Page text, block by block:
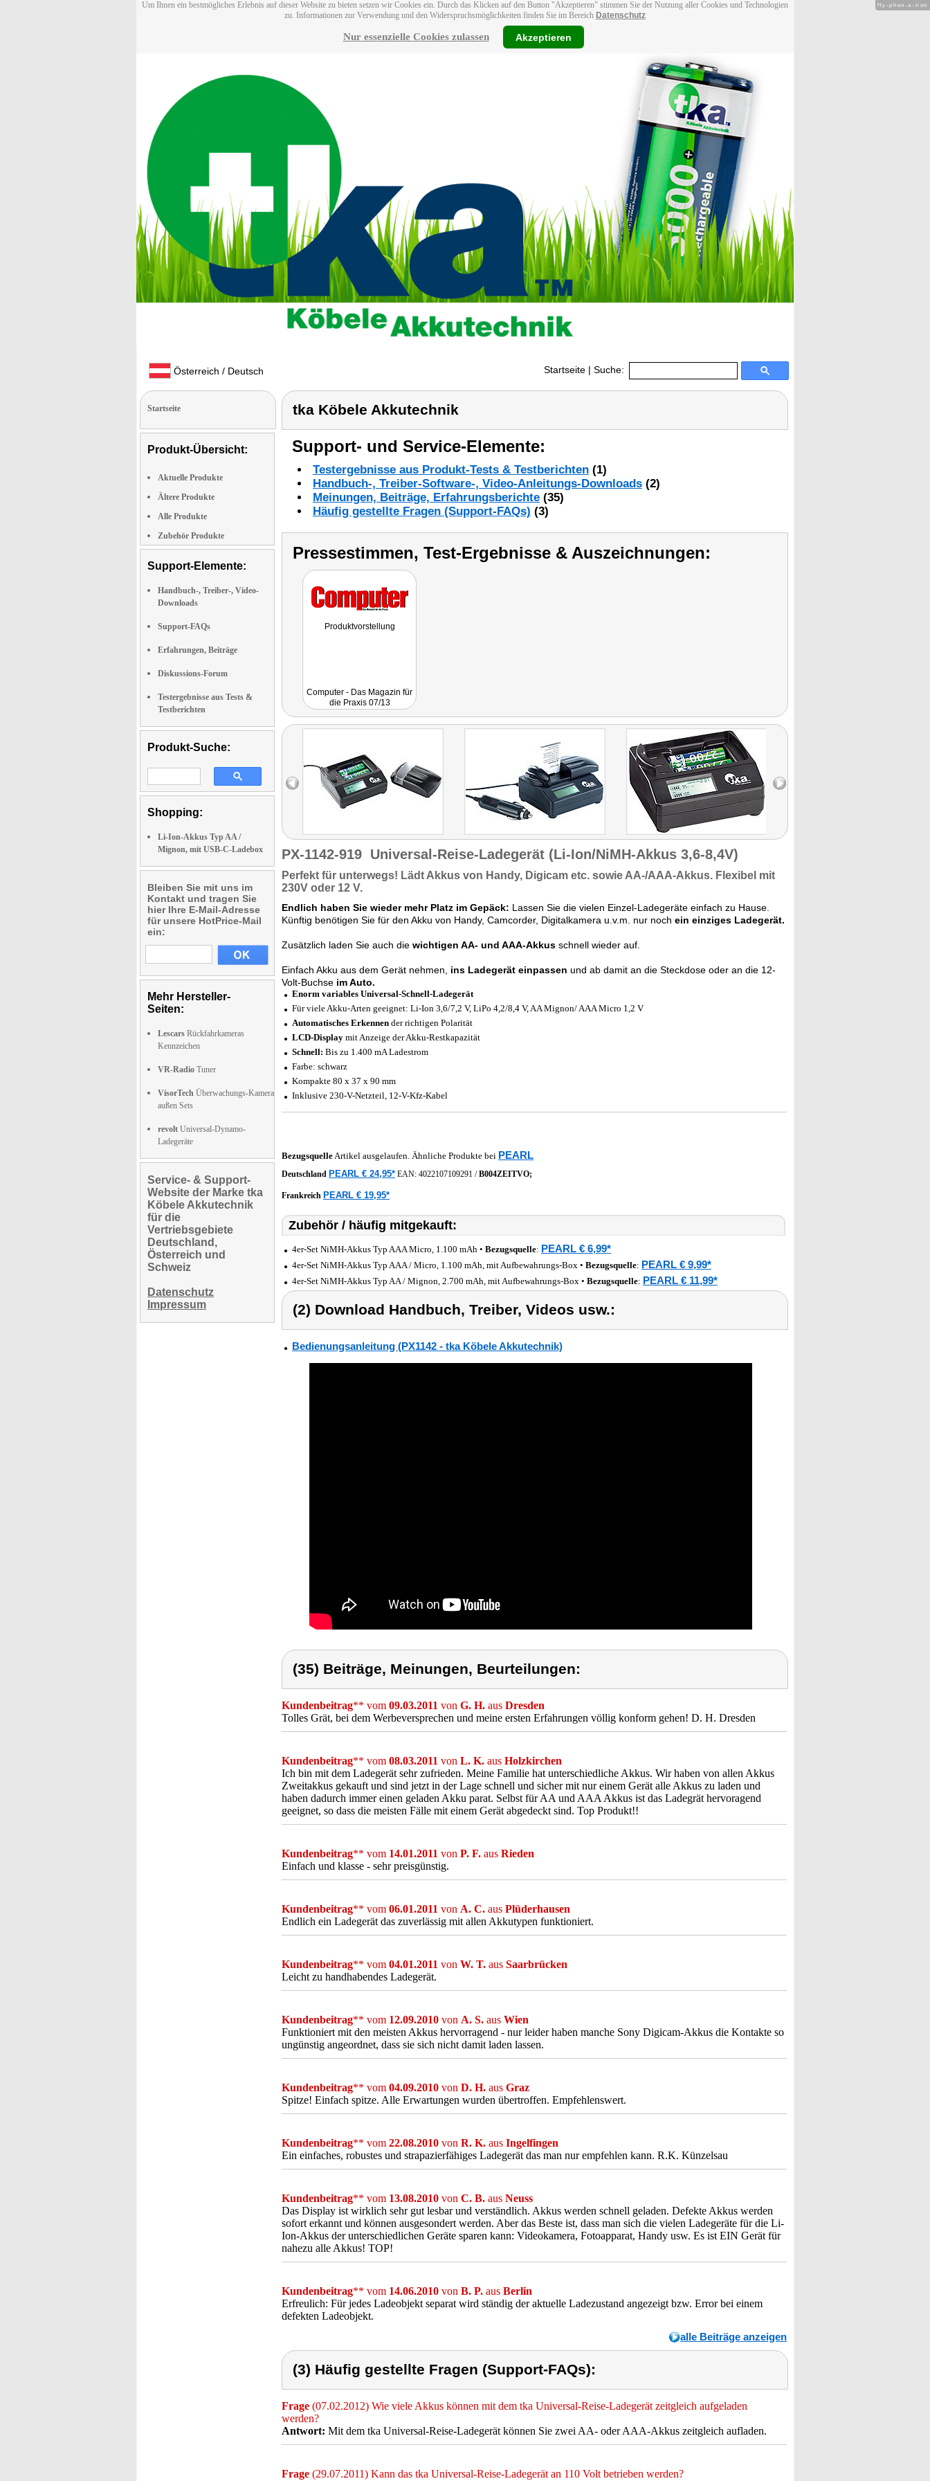
Um Ihnen ein bestmögliches Erlebnis auf dieser Website zu bieten setzen wir Cookies ein. Durch das Klicken auf den Button "Akzeptieren" stimmen Sie der Nutzung aller Cookies und Technologien
zu. Informationen zur Verwendung und den Widerspruchsmöglichkeiten finden Sie im Bereich Datenschutz
Nur essenzielle Cookies zulassen Akzeptieren
Österreich / Deutsch Startseite | Suche:
Startseite
Produkt-Übersicht:
Aktuelle Produkte
Ältere Produkte
Alle Produkte
Zubehör Produkte
Support-Elemente:
Handbuch-, Treiber-, Video-
Downloads
Support-FAQs
Erfahrungen, Beiträge
Diskussions-Forum
Testergebnisse aus Tests &
Testberichten
Produkt-Suche:
Shopping:
Li-Ion-Akkus Typ AA /
Mignon, mit USB-C-Ladebox
Bleiben Sie mit uns im
Kontakt und tragen Sie
hier Ihre E-Mail-Adresse
für unsere HotPrice-Mail
ein:
Mehr Hersteller-
Seiten:
Lescars Rückfahrkameras
Kennzeichen
VR-Radio Tuner
VisorTech Überwachungs-Kamera
außen Sets
revolt Universal-Dynamo-
Ladegeräte
Service- & Support-
Website der Marke tka
Köbele Akkutechnik
für die
Vertriebsgebiete
Deutschland,
Österreich und
Schweiz
Datenschutz
Impressum
tka Köbele Akkutechnik
Support- und Service-Elemente:
Testergebnisse aus Produkt-Tests & Testberichten (1)
Handbuch-, Treiber-Software-, Video-Anleitungs-Downloads (2)
Meinungen, Beiträge, Erfahrungsberichte (35)
Häufig gestellte Fragen (Support-FAQs) (3)
Pressestimmen, Test-Ergebnisse & Auszeichnungen:
Produktvorstellung
Computer - Das Magazin für
die Praxis 07/13
PX-1142-919 Universal-Reise-Ladegerät (Li-Ion/NiMH-Akkus 3,6-8,4V)
Perfekt für unterwegs! Lädt Akkus von Handy, Digicam etc. sowie AA-/AAA-Akkus. Flexibel mit
230V oder 12 V.
Endlich haben Sie wieder mehr Platz im Gepäck: Lassen Sie die vielen Einzel-Ladegeräte einfach zu Hause.
Künftig benötigen Sie für den Akku von Handy, Camcorder, Digitalkamera u.v.m. nur noch ein einziges Ladegerät.
Zusätzlich laden Sie auch die wichtigen AA- und AAA-Akkus schnell wieder auf.
Einfach Akku aus dem Gerät nehmen, ins Ladegerät einpassen und ab damit an die Steckdose oder an die 12-
Volt-Buchse im Auto.
Enorm variables Universal-Schnell-Ladegerät
Für viele Akku-Arten geeignet: Li-Ion 3,6/7,2 V, LiPo 4,2/8,4 V, AA Mignon/ AAA Micro 1,2 V
Automatisches Erkennen der richtigen Polarität
LCD-Display mit Anzeige der Akku-Restkapazität
Schnell: Bis zu 1.400 mA Ladestrom
Farbe: schwarz
Kompakte 80 x 37 x 90 mm
Inklusive 230-V-Netzteil, 12-V-Kfz-Kabel
BezugsquelleArtikel ausgelaufen. Ähnliche Produkte bei PEARL
Deutschland PEARL € 24,95* EAN: 4022107109291 /B004ZEITVO;
Frankreich PEARL € 19,95*
Zubehör / häufig mitgekauft:
4er-Set NiMH-Akkus Typ AAA Micro, 1.100 mAh • Bezugsquelle: PEARL € 6,99*
4er-Set NiMH-Akkus Typ AAA / Micro, 1.100 mAh, mit Aufbewahrungs-Box • Bezugsquelle: PEARL € 9,99*
4er-Set NiMH-Akkus Typ AA / Mignon, 2.700 mAh, mit Aufbewahrungs-Box • Bezugsquelle: PEARL € 11,99*
(2) Download Handbuch, Treiber, Videos usw.:
Bedienungsanleitung (PX1142 - tka Köbele Akkutechnik)
(35) Beiträge, Meinungen, Beurteilungen:
Kundenbeitrag** vom 09.03.2011 von G. H. aus Dresden
Tolles Grät, bei dem Werbeversprechen und meine ersten Erfahrungen völlig konform gehen! D. H. Dresden
Kundenbeitrag** vom 08.03.2011 von L. K. aus Holzkirchen
Ich bin mit dem Ladegerät sehr zufrieden. Meine Familie hat unterschiedliche Akkus. Wir haben von allen Akkus
Zweitakkus gekauft und sind jetzt in der Lage schnell und sicher mit nur einem Gerät alle Akkus zu laden und
haben dadurch immer einen geladen Akku parat. Selbst für AA und AAA Akkus ist das Ladegrät hervoragend
geeignet, so dass die meisten Fälle mit einem Gerät abgedeckt sind. Top Produkt!!
Kundenbeitrag** vom 14.01.2011 von P. F. aus Rieden
Einfach und klasse - sehr preisgünstig.
Kundenbeitrag** vom 06.01.2011 von A. C. aus Plüderhausen
Endlich ein Ladegerät das zuverlässig mit allen Akkutypen funktioniert.
Kundenbeitrag** vom 04.01.2011 von W. T. aus Saarbrücken
Leicht zu handhabendes Ladegerät.
Kundenbeitrag** vom 12.09.2010 von A. S. aus Wien
Funktioniert mit den meisten Akkus hervorragend - nur leider haben manche Sony Digicam-Akkus die Kontakte so
ungünstig angeordnet, dass sie sich nicht damit laden lassen.
Kundenbeitrag** vom 04.09.2010 von D. H. aus Graz
Spitze! Einfach spitze. Alle Erwartungen wurden übertroffen. Empfehlenswert.
Kundenbeitrag** vom 22.08.2010 von R. K. aus Ingelfingen
Ein einfaches, robustes und strapazierfähiges Ladegerät das man nur empfehlen kann. R.K. Künzelsau
Kundenbeitrag** vom 13.08.2010 von C. B. aus Neuss
Das Display ist wirklich sehr gut lesbar und verständlich. Akkus werden schnell geladen. Defekte Akkus werden
sofort erkannt und können ausgesondert werden. Aber das Beste ist, dass man sich die vielen Ladegeräte für die Li-
Ion-Akkus der unterschiedlichen Geräte sparen kann: Videokamera, Fotoapparat, Handy usw. Es ist EIN Gerät für
nahezu alle Akkus! TOP!
Kundenbeitrag** vom 14.06.2010 von B. P. aus Berlin
Erfreulich: Für jedes Ladeobjekt separat wird ständig der aktuelle Ladezustand angezeigt bzw. Error bei einem
defekten Ladeobjekt.
alle Beiträge anzeigen
(3) Häufig gestellte Fragen (Support-FAQs):
Frage (07.02.2012) Wie viele Akkus können mit dem tka Universal-Reise-Ladegerät zeitgleich aufgeladen
werden?
Antwort: Mit dem tka Universal-Reise-Ladegerät können Sie zwei AA- oder AAA-Akkus zeitgleich aufladen.
Frage (29.07.2011) Kann das tka Universal-Reise-Ladegerät an 110 Volt betrieben werden?
Hy-phen-a-tion